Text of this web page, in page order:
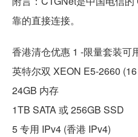
靠的直接连接。
香港清仓优惠 1 -限量套装可
英特尔双 XEON E5-2660
24GB 内存
1TB SATA 或 256GB SSD
5 专用 IPv4 (香港 IPv4)